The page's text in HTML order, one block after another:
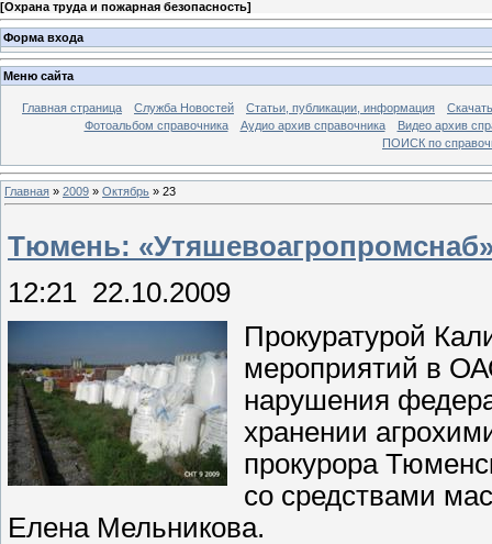
[Охрана труда и пожарная безопасность]
Форма входа
Меню сайта
Главная страница Служба Новостей Статьи, публикации, информация
Фотоальбом справочника
Аудио архив справочника
Видео архив
ПОИСК по
Главная » 2009 » Октябрь » 23
Тюмень:
12:21 22.10.2009
Прокуратурой
мероприятий в
нарушения
хранении
прокурора
со средствами
Елена Мельникова.